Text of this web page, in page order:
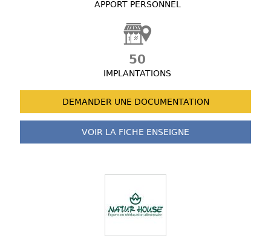
APPORT PERSONNEL
50
IMPLANTATIONS
DEMANDER UNE DOCUMENTATION
VOIR LA FICHE ENSEIGNE